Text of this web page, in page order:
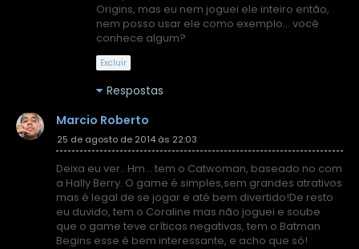
Origins, mas eu nem joguei ele inteiro então,
nem posso usar ele como exemplo... você
conhece algum?
Excluir
Respostas
Marcio Roberto
25 de agosto de 2014 às 22:03
Deixa eu ver.. Hm... tem o Catwoman, baseado no com
a Hally Berry. O game é simples,sem grandes atrativos
mas é legal de se jogar e até bem divertido!De resto
eu duvido, tem o Coraline mas não joguei e soube
que o game teve críticas negativas, tem o Batman
Begins esse é bem interessante, e acho que só!